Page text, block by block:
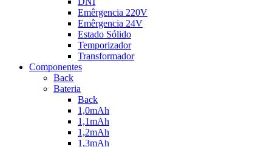
Emêrgencia 220V
Emêrgencia 24V
Estado Sólido
Temporizador
Transformador
Componentes
Back
Bateria
Back
1,0mAh
1,1mAh
1,2mAh
1,3mAh